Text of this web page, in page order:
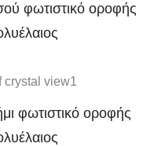
φωτιστικό οροφής
φωτιστικό οροφής